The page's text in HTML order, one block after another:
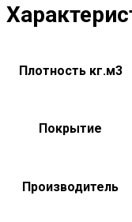
Плотность кг.м3
Покрытие
Производитель